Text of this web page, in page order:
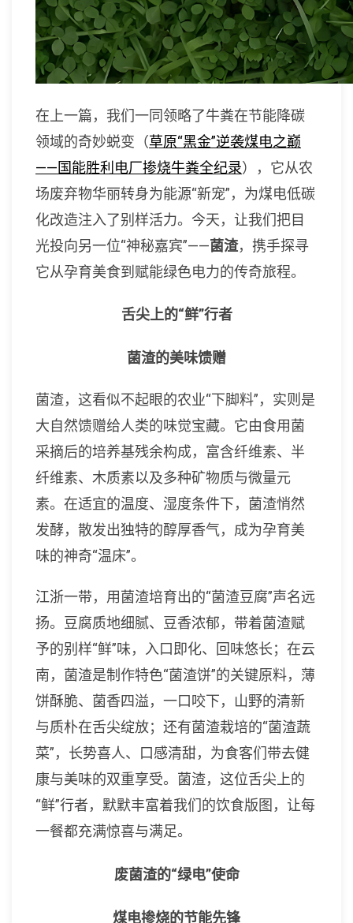
在上一篇，我们一同领略了牛粪在节能降碳
领域的奇妙蜕变（草原“黑金”逆袭煤电之巅
——国能胜利电厂掺烧牛粪全纪录），它从农
场废弃物华丽转身为能源“新宠”，为煤电低碳
化改造注入了别样活力。今天，让我们把目
光投向另一位“神秘嘉宾”——菌渣，携手探寻
它从孕育美食到赋能绿色电力的传奇旅程。
舌尖上的“鲜”行者
菌渣的美味馈赠
菌渣，这看似不起眼的农业“下脚料”，实则是
大自然馈赠给人类的味觉宝藏。它由食用菌
采摘后的培养基残余构成，富含纤维素、半
纤维素、木质素以及多种矿物质与微量元
素。在适宜的温度、湿度条件下，菌渣悄然
发酵，散发出独特的醇厚香气，成为孕育美
味的神奇“温床”。
江浙一带，用菌渣培育出的“菌渣豆腐”声名远
扬。豆腐质地细腻、豆香浓郁，带着菌渣赋
予的别样“鲜”味，入口即化、回味悠长；在云
南，菌渣是制作特色“菌渣饼”的关键原料，薄
饼酥脆、菌香四溢，一口咬下，山野的清新
与质朴在舌尖绽放；还有菌渣栽培的“菌渣蔬
菜”，长势喜人、口感清甜，为食客们带去健
康与美味的双重享受。菌渣，这位舌尖上的
“鲜”行者，默默丰富着我们的饮食版图，让每
一餐都充满惊喜与满足。
废菌渣的“绿电”使命
煤电掺烧的节能先锋